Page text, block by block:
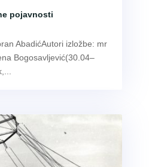
pojavnosti
AbadićAutori izložbe: mr
Bogosavljević(30.04–